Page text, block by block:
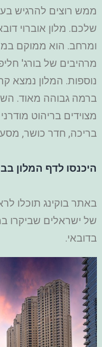
ממש רוצים להרגיש
שלכם. מלון אוברוי
ומרחב. הוא ממוקם
מרהיבים של בורג'
נוספות. המלון נמצא
ברמה גבוהה מאוד.
מצוידים בריהוט
בריכה, חדר כושר,
היכנסו לדף המלון
באתר בוקינג תוכלו
של ישראלים שביקרו
בדובאי.